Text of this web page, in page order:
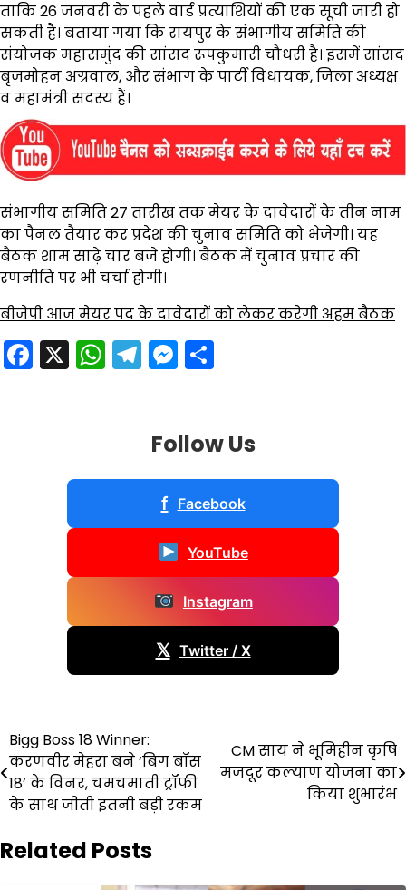
ताकि 26 जनवरी के पहले वार्ड प्रत्याशियों की एक सूची जारी हो
सकती है। बताया गया कि रायपुर के संभागीय समिति की
संयोजक महासमुंद की सांसद रूपकुमारी चौधरी है। इसमें सांसद
बृजमोहन अग्रवाल, और संभाग के पार्टी विधायक, जिला अध्यक्ष
व महामंत्री सदस्य हैं।
संभागीय समिति 27 तारीख तक मेयर के दावेदारों के तीन नाम
का पैनल तैयार कर प्रदेश की चुनाव समिति को भेजेगी। यह
बैठक शाम साढ़े चार बजे होगी। बैठक में चुनाव प्रचार की
रणनीति पर भी चर्चा होगी।
बीजेपी आज मेयर पद के दावेदारों को लेकर करेगी अहम बैठक
Facebook
X WhatsApp
Telegram
Messenger
Follow Us
f Facebook
YouTube
Instagram
𝕏 Twitter / X
Post
navigation
Bigg Boss 18 Winner:
करणवीर मेहरा बने ‘बिग बॉस
18’ के विनर, चमचमाती ट्रॉफी
के साथ जीती इतनी बड़ी रकम
CM साय ने भूमिहीन कृषि
मजदूर कल्याण योजना का
किया शुभारंभ
Related Posts